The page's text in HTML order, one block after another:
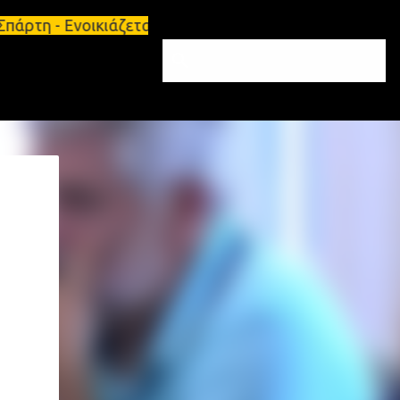
Ενοικιάζεται επιπλωμένο διαμέρισμα